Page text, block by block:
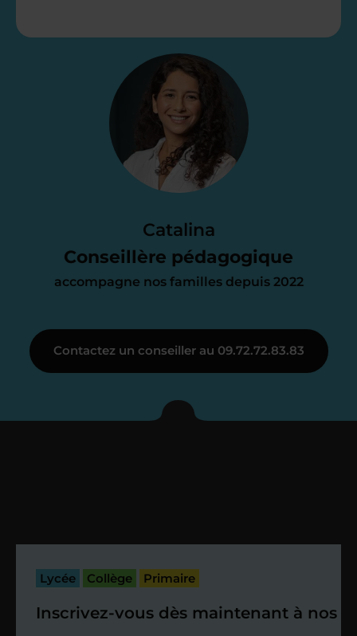
Catalina
Conseillère pédagogique
accompagne nos familles depuis 2022
Étape 2
Je vous envoie une
proposition
d’accompagnement
parfait. À partir de maintenant nous
nous occupons de tout.
Je vous présente votre
enseignant sous 72
passé.
Étape 4
Contactez un conseiller au 09.72.72.83.83
Lycée Collège Primaire
Inscrivez-vous dès maintenant à nos